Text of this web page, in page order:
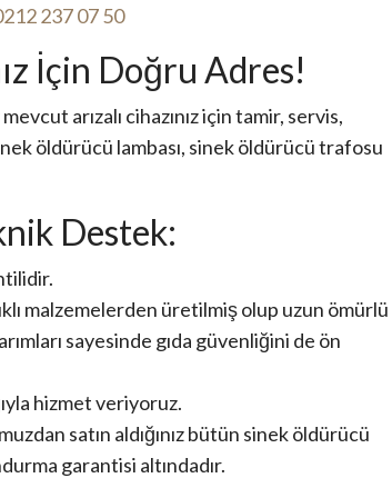
237 07 50
İçin Doğru Adres!
arızalı cihazınız için tamir, servis,
öldürücü lambası, sinek öldürücü trafosu
Destek:
malzemelerden üretilmiş olup uzun ömürlü
sayesinde gıda güvenliğini de ön
hizmet veriyoruz.
satın aldığınız bütün sinek öldürücü
garantisi altındadır.